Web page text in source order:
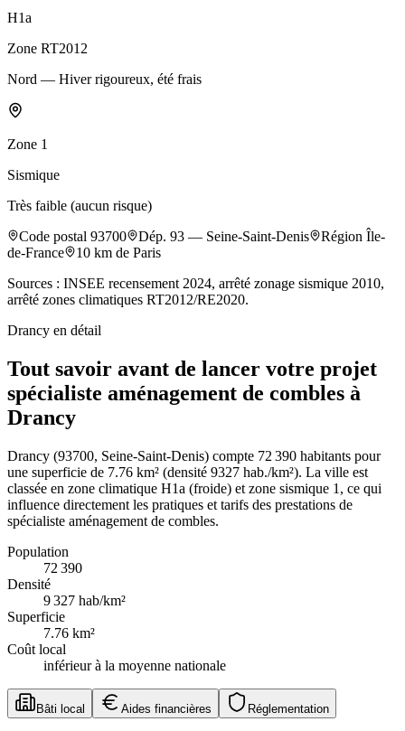
H1a
Zone RT2012
Nord — Hiver rigoureux, été frais
Zone 1
Sismique
Très faible (aucun risque)
Code postal 93700 Dép. 93 — Seine-Saint-Denis Région Île-
de-France
10 km de Paris
Sources : INSEE recensement 2024, arrêté zonage sismique 2010,
arrêté zones climatiques RT2012/RE2020.
Drancy en détail
Tout savoir avant de lancer votre projet
spécialiste aménagement de combles à
Drancy
Drancy (93700, Seine-Saint-Denis) compte 72 390 habitants pour
une superficie de 7.76 km² (densité 9327 hab./km²). La ville est
classée en zone climatique H1a (froide) et zone sismique 1, ce qui
influence directement les pratiques et tarifs des prestations de
spécialiste aménagement de combles.
Population
72 390
Densité
9 327 hab/km²
Superficie
7.76 km²
Coût local
inférieur à la moyenne nationale
Bâti local Aides financières Réglementation